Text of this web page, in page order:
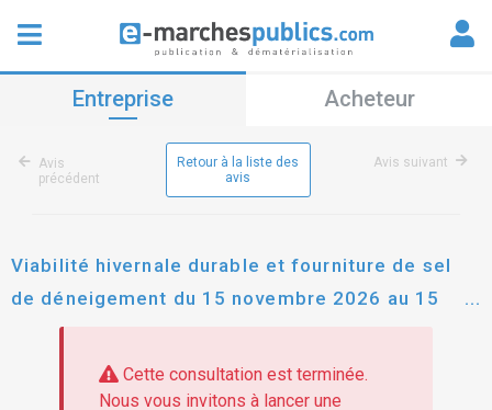
Entreprise Acheteur
Avis
précédent
Retour à la liste des
avis
Avis suivant
Viabilité hivernale durable et fourniture de sel
de déneigement du 15 novembre 2026 au 15
mars 2027 pour les communes membres et les
parcs d'activités de la communauté de
communes rives de moselle
Cette consultation est terminée.
Nous vous invitons à lancer une